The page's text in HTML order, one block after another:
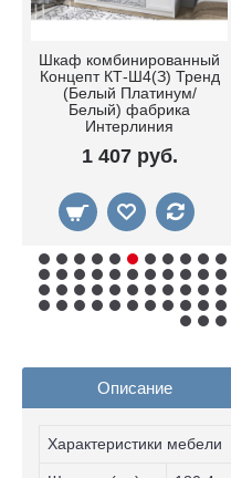
Шкаф комбинированный
Концепт КТ-Ш4(З) Тренд
(Белый Платинум/
Белый) фабрика
Интерлиния
1 407 руб.
Описание
Характеристики мебели